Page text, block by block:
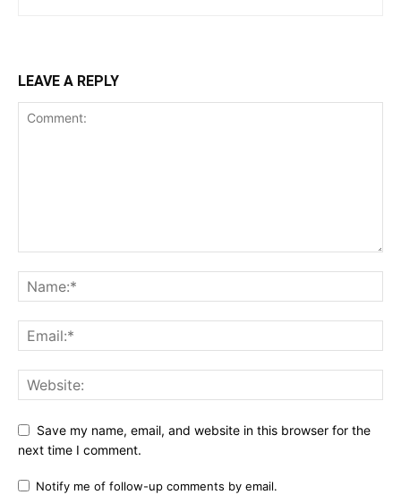
LEAVE A REPLY
Save my name, email, and website in this browser for the
next time I comment.
Notify me of follow-up comments by email.